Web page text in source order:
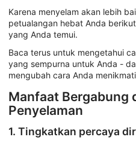
Karena menyelam akan lebih
petualangan hebat Anda
yang Anda temui.
Baca terus untuk mengetahui
yang sempurna untuk Anda -
mengubah cara Anda
Manfaat Bergabung
Penyelaman
1. Tingkatkan percaya